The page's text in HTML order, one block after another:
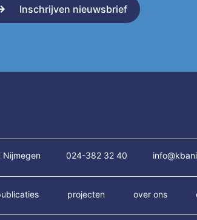
Inschrijven nieuwsbrief
Nijmegen 024-382 32 40
projecten over ons